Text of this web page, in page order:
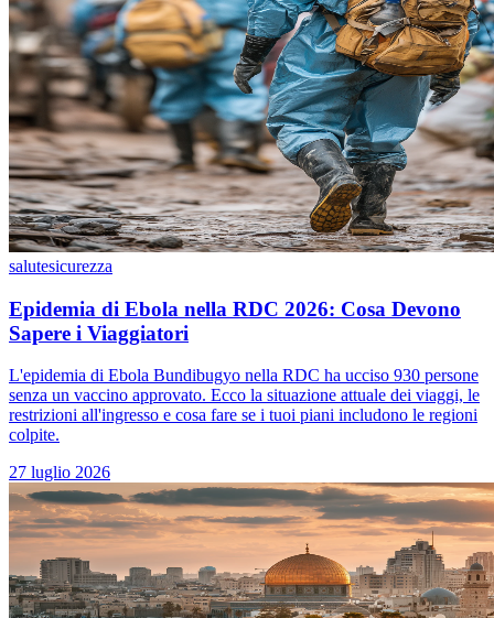
salutesicurezza
Epidemia di Ebola nella RDC 2026: Cosa Devono
Sapere i Viaggiatori
L'epidemia di Ebola Bundibugyo nella RDC ha ucciso 930 persone
senza un vaccino approvato. Ecco la situazione attuale dei viaggi, le
restrizioni all'ingresso e cosa fare se i tuoi piani includono le regioni
colpite.
27 luglio 2026